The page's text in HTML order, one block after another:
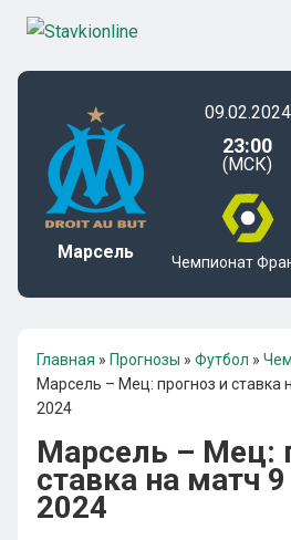
Марсель
09.02.2024
23:00
(МСК)
Чемпионат
Главная » Прогнозы » Футбол »
Марсель – Мец: прогноз и ставка
2024
Марсель – Мец:
ставка на матч
2024